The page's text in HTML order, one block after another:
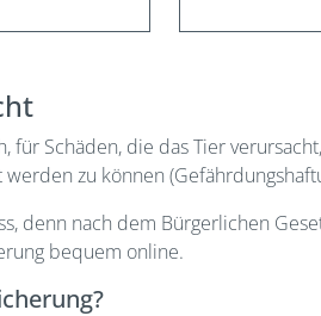
Schäden, die das Tier
zu können
denn nach dem Bürgerlichen
bequem online.